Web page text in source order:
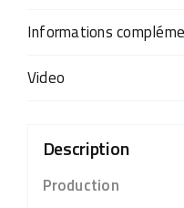
Informations
Video
Description
Production